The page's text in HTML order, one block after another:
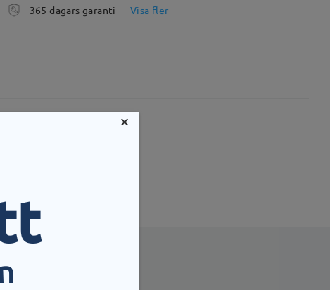
365 dagars garanti Visa fler
16g×